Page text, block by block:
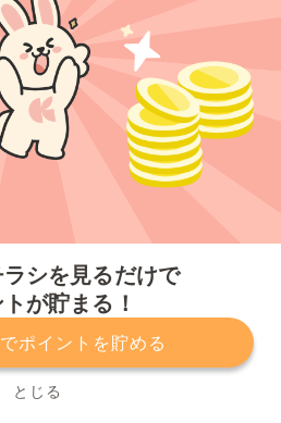
シを見るだけで
が貯まる！
ポイントを貯める
とじる
ー 利用規約
運営会社
い合わせ